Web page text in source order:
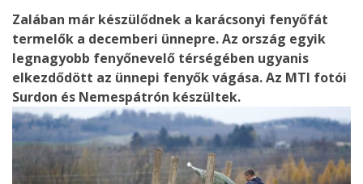
Zalában már készülődnek a karácsonyi fenyőfát
termelők a decemberi ünnepre. Az ország egyik
legnagyobb fenyőnevelő térségében ugyanis
elkezdődött az ünnepi fenyők vágása. Az MTI fotói
Surdon és Nemespátrón készültek.